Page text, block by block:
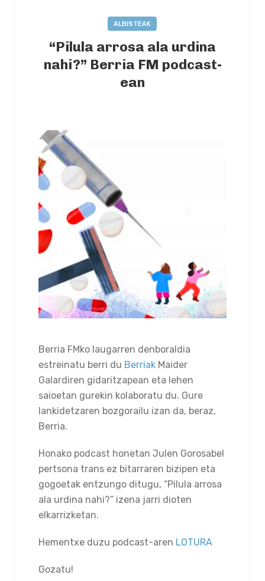
ALBISTEAK
“Pilula arrosa ala urdina
nahi?” Berria FM podcast-
ean
Berria FMko laugarren denboraldia
estreinatu berri du Berriak Maider
Galardiren gidaritzapean eta lehen
saioetan gurekin kolaboratu du. Gure
lankidetzaren bozgorailu izan da, beraz,
Berria.
Honako podcast honetan Julen Gorosabel
pertsona trans ez bitarraren bizipen eta
gogoetak entzungo ditugu, “Pilula arrosa
ala urdina nahi?” izena jarri dioten
elkarrizketan.
Hementxe duzu podcast-aren LOTURA
Gozatu!